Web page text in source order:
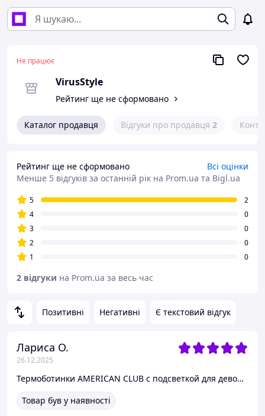
Не працює
VirusStyle
Рейтинг ще не сформовано
Каталог продавця Відгуки про продавця 2
Позитивні Негативні Є текстовий відгук
Лариса О.
26.12.2025
Термоботинки AMERICAN CLUB с подсветкой для девочек р.27
Товар був у наявності
Рейтинг ще не сформовано
Всі оцінки
Менше 5 відгуків за останній рік на Prom.ua та Bigl.ua
5
2
4
0
3
0
2
0
1
0
2 відгуки на Prom.ua за весь час